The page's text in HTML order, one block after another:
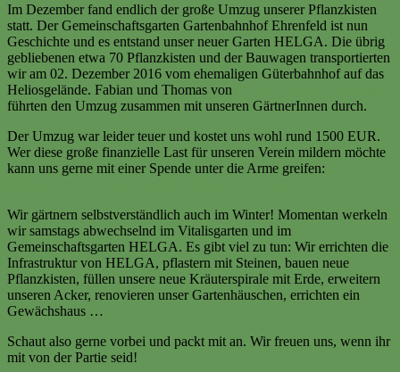
Im Dezember fand endlich der große Umzug unserer Pflanzkisten
statt. Der Gemeinschaftsgarten Gartenbahnhof Ehrenfeld ist nun
Geschichte und es entstand unser neuer Garten HELGA. Die übrig
gebliebenen etwa 70 Pflanzkisten und der Bauwagen transportierten
wir am 02. Dezember 2016 vom ehemaligen Güterbahnhof auf das
Heliosgelände. Fabian und Thomas von
führten den Umzug zusammen mit unseren GärtnerInnen durch.
Der Umzug war leider teuer und kostet uns wohl rund 1500 EUR.
Wer diese große finanzielle Last für unseren Verein mildern möchte
kann uns gerne mit einer Spende unter die Arme greifen:
Wir gärtnern selbstverständlich auch im Winter! Momentan werkeln
wir samstags abwechselnd im Vitalisgarten und im
Gemeinschaftsgarten HELGA. Es gibt viel zu tun: Wir errichten die
Infrastruktur von HELGA, pflastern mit Steinen, bauen neue
Pflanzkisten, füllen unsere neue Kräuterspirale mit Erde, erweitern
unseren Acker, renovieren unser Gartenhäuschen, errichten ein
Gewächshaus …
Schaut also gerne vorbei und packt mit an. Wir freuen uns, wenn ihr
mit von der Partie seid!